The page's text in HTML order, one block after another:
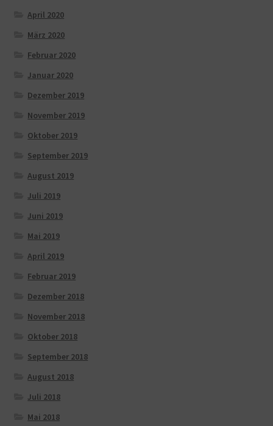
April 2020
März 2020
Februar 2020
Januar 2020
Dezember 2019
November 2019
Oktober 2019
September 2019
August 2019
Juli 2019
Juni 2019
Mai 2019
April 2019
Februar 2019
Dezember 2018
November 2018
Oktober 2018
September 2018
August 2018
Juli 2018
Mai 2018